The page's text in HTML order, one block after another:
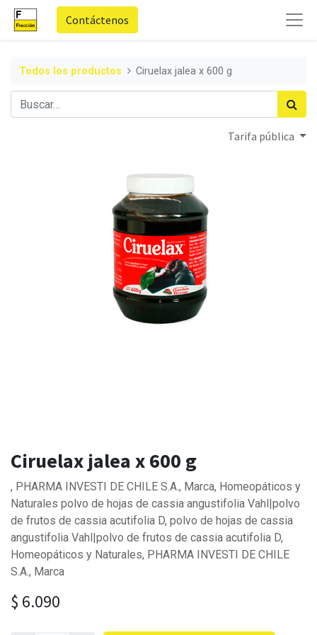
Contáctenos
Todos los productos Ciruelax jalea x 600 g
Tarifa pública
Ciruelax jalea x 600 g
, PHARMA INVESTI DE CHILE S.A., Marca, Homeopáticos y
Naturales polvo de hojas de cassia angustifolia Vahl|polvo
de frutos de cassia acutifolia D, polvo de hojas de cassia
angustifolia Vahl|polvo de frutos de cassia acutifolia D,
Homeopáticos y Naturales, PHARMA INVESTI DE CHILE
S.A., Marca
$ 6.090